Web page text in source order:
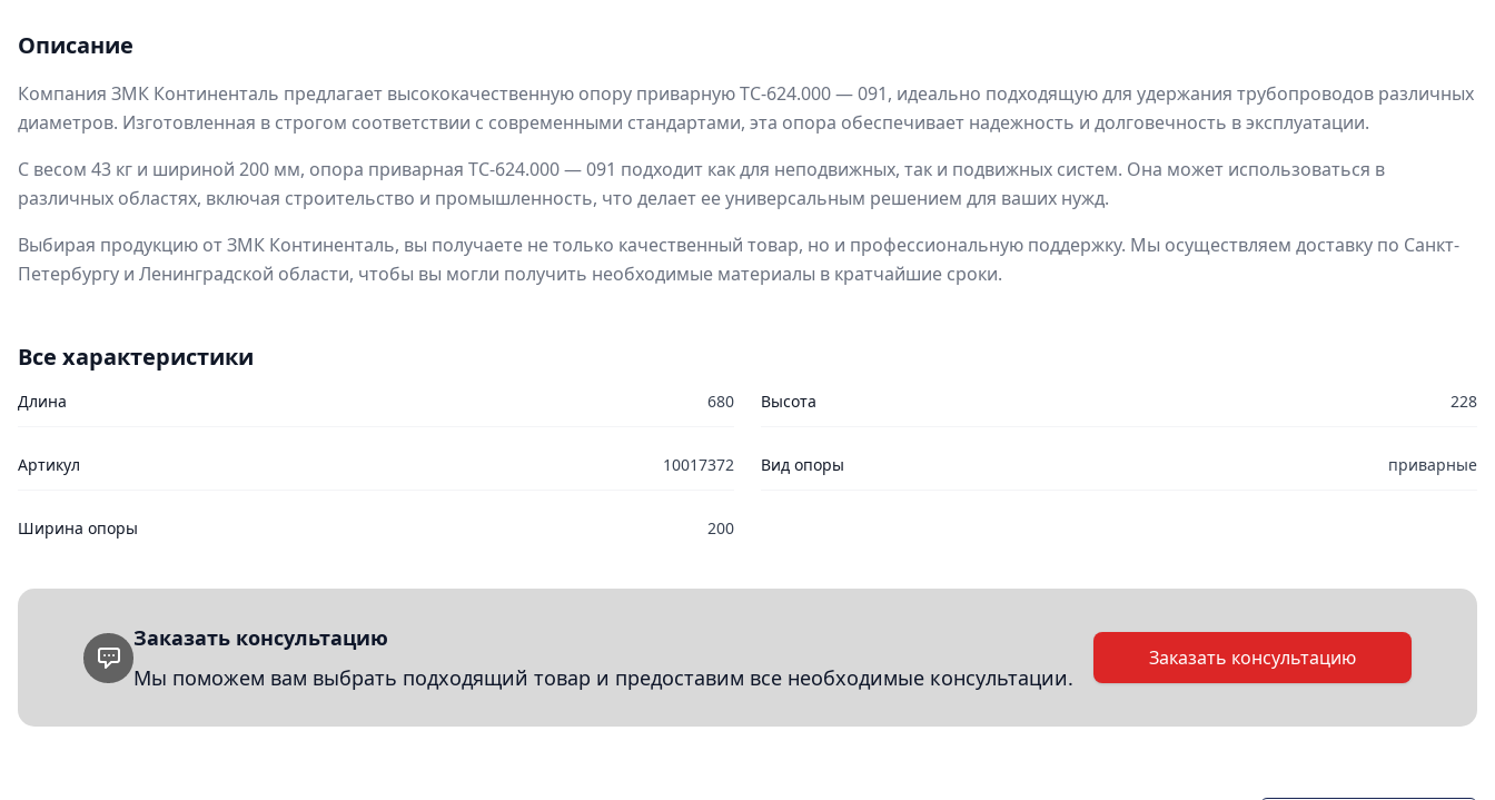
Описание
Компания ЗМК Континенталь предлагает высококачественную опору приварную ТС-624.000 — 091, идеально подходящую для удержания трубопроводов различных
диаметров. Изготовленная в строгом соответствии с современными стандартами, эта опора обеспечивает надежность и долговечность в эксплуатации.
С весом 43 кг и шириной 200 мм, опора приварная ТС-624.000 — 091 подходит как для неподвижных, так и подвижных систем. Она может использоваться в
различных областях, включая строительство и промышленность, что делает ее универсальным решением для ваших нужд.
Выбирая продукцию от ЗМК Континенталь, вы получаете не только качественный товар, но и профессиональную поддержку. Мы осуществляем доставку по Санкт-
Петербургу и Ленинградской области, чтобы вы могли получить необходимые материалы в кратчайшие сроки.
Все характеристики
Длина 680 Высота 228
Артикул 10017372 Вид опоры приварные
Ширина опоры 200
Заказать консультацию
Мы поможем вам выбрать подходящий товар и предоставим все необходимые консультации.
Заказать консультацию